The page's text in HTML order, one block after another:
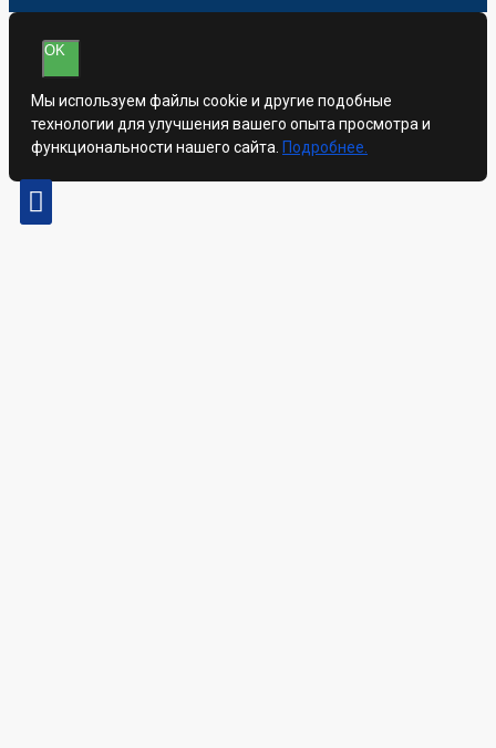
OK
Мы используем файлы cookie и другие подобные
технологии для улучшения вашего опыта просмотра и
функциональности нашего сайта. Подробнее.